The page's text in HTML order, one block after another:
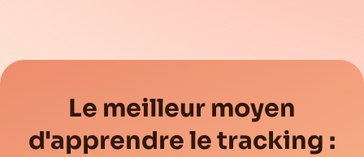
Le meilleur moyen
d'apprendre le tracking :